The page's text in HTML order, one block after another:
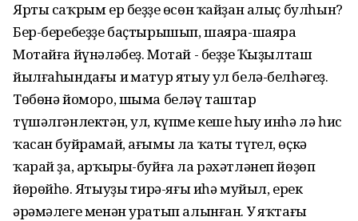
Ярты саҡрым ер беҙҙең өсөн ҡайҙан алыҫ булһын?
Бер-беребеҙҙе баҫтырышып, шаяра-шаяра
Мотайға йүнәләбеҙ. Мотай - беҙҙең Ҡыҙылташ
йылғаһындағы иң матур ятыу ул белә-белһәгеҙ.
Төбөнә йоморо, шыма беләү таштар
түшәлгәнлектән, ул, күпме кеше һыу инһә лә һис
ҡасан буйрамай, ағымы ла ҡаты түгел, өҫкә
ҡарай ҙа, арҡыры-буйға ла рәхәтләнеп йөҙөп
йөрөйһөң. Ятыуҙың тирә-яғы иһә муйыл, ерек
әрәмәлеге менән уратып алынған. Уң яҡтағы